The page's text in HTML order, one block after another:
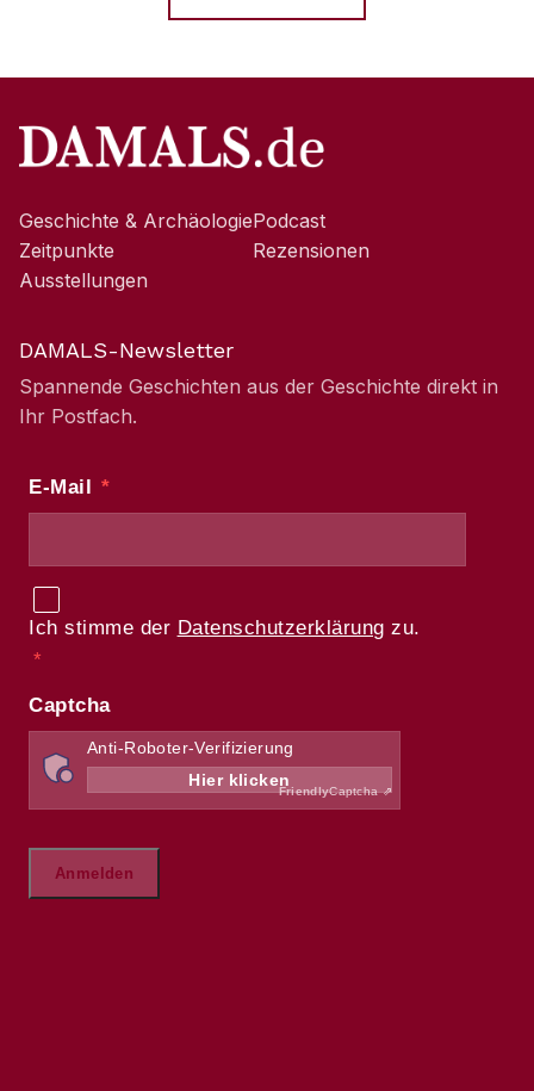
Geschichte & Archäologie
Zeitpunkte
Ausstellungen
Podcast
Rezensionen
DAMALS-Newsletter
Spannende Geschichten aus der Geschichte direkt in
Ihr Postfach.